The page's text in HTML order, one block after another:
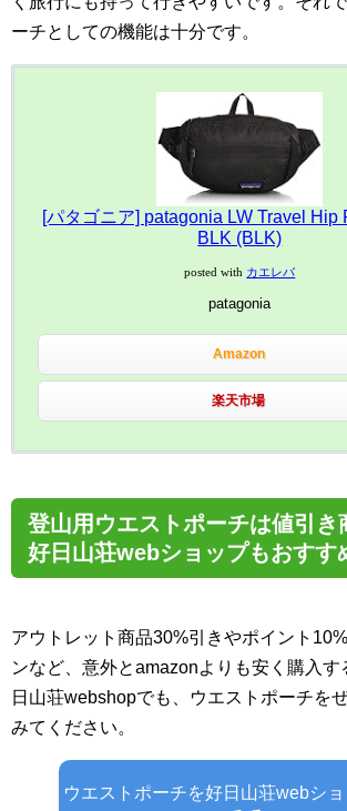
ーチとしての機能は十分です。
[パタゴニア] patagonia LW Travel Hip
BLK (BLK)
posted with カエレバ
patagonia
Amazon
楽天市場
登山用ウエストポーチは値引き
好日山荘webショップもおすす
アウトレット商品30%引きやポイント
ンなど、意外とamazonよりも安く購入
日山荘webshopでも、ウエストポーチを
みてください。
ウエストポーチを好日山荘webシ